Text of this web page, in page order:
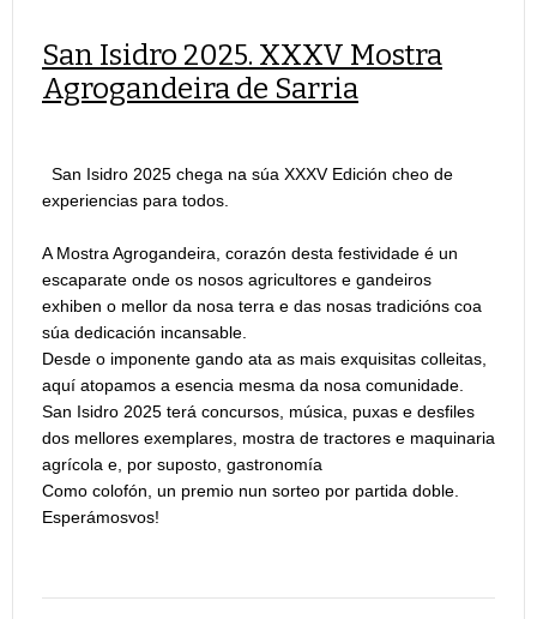
San Isidro 2025. XXXV Mostra
Agrogandeira de Sarria
San Isidro 2025 chega na súa XXXV Edición cheo de
experiencias para todos.
A Mostra Agrogandeira, corazón desta festividade é un
escaparate onde os nosos agricultores e gandeiros
exhiben o mellor da nosa terra e das nosas tradicións coa
súa dedicación incansable.
Desde o imponente gando ata as mais exquisitas colleitas,
aquí atopamos a esencia mesma da nosa comunidade.
San Isidro 2025 terá concursos, música, puxas e desfiles
dos mellores exemplares, mostra de tractores e maquinaria
agrícola e, por suposto, gastronomía
Como colofón, un premio nun sorteo por partida doble.
Esperámosvos!